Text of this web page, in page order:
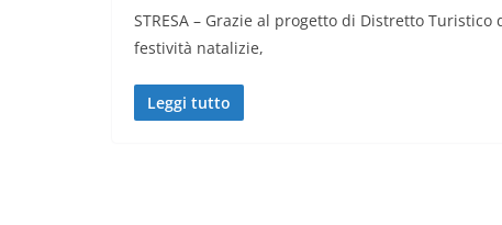
STRESA – Grazie al progetto di Distretto
festività natalizie,
Leggi tutto